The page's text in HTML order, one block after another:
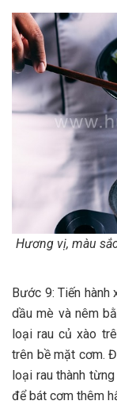
Hương vị, màu
Bước 9: Tiến
dầu mè và nêm
loại rau củ xào
trên bề mặt cơm.
loại rau thành
để bát cơm thêm